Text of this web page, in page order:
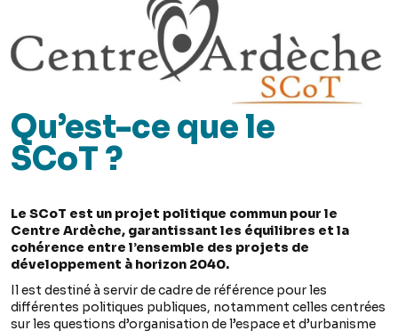
Qu’est-ce que le
SCoT ?
Le SCoT est un projet politique commun pour le
Centre Ardèche, garantissant les équilibres et la
cohérence entre l’ensemble des projets de
développement à horizon 2040.
Il est destiné à servir de cadre de référence pour les
différentes politiques publiques, notamment celles centrées
sur les questions d’organisation de l’espace et d’urbanisme